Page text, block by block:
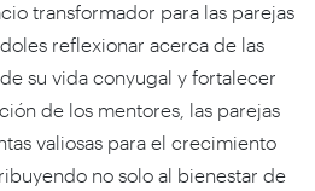
transformador para las parejas
reflexionar acerca de las
su vida conyugal y fortalecer
de los mentores, las parejas
valiosas para el crecimiento
no solo al bienestar de